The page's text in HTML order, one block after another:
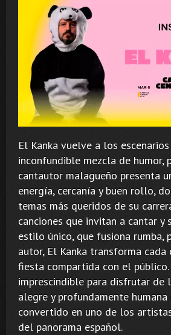
El Kanka vuelve a los
inconfundible mezcla de humor,
cantautor malagueño presenta
energía, cercanía y buen rollo,
temas más queridos de su
canciones que invitan a cantar y
estilo único, que fusiona rumba,
autor, El Kanka transforma cada
fiesta compartida con el
imprescindible para disfrutar de
alegre y profundamente
convertido en uno de los
del panorama español.